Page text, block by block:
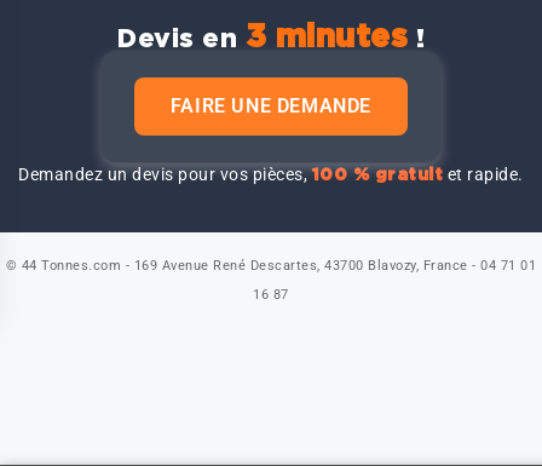
Devis en 3 minutes !
FAIRE UNE DEMANDE
Demandez un devis pour vos pièces,100 % gratuit et rapide.
© 44 Tonnes.com - 169 Avenue René Descartes, 43700 Blavozy, France - 04 71 01
16 87